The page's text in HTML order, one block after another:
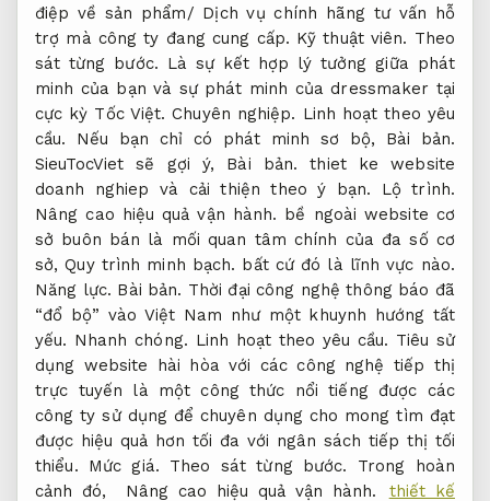
điệp về sản phẩm/ Dịch vụ chính hãng tư vấn hỗ
trợ mà công ty đang cung cấp. Kỹ thuật viên. Theo
sát từng bước. Là sự kết hợp lý tưởng giữa phát
minh của bạn và sự phát minh của dressmaker tại
cực kỳ Tốc Việt.Chuyên nghiệp. Linh hoạt theo yêu
cầu. Nếu bạn chỉ có phát minh sơ bộ, Bài bản.
SieuTocViet sẽ gợi ý, Bài bản. thiet ke website
doanh nghiep và cải thiện theo ý bạn. Lộ trình.
Nâng cao hiệu quả vận hành. bề ngoài website cơ
sở buôn bán là mối quan tâm chính của đa số cơ
sở,Quy trình minh bạch. bất cứ đó là lĩnh vực nào.
Năng lực. Bài bản. Thời đại công nghệ thông báo đã
“đổ bộ” vào Việt Nam như một khuynh hướng tất
yếu. Nhanh chóng. Linh hoạt theo yêu cầu. Tiêu sử
dụng website hài hòa với các công nghệ tiếp thị
trực tuyến là một công thức nổi tiếng được các
công ty sử dụng để chuyên dụng cho mong tìm đạt
được hiệu quả hơn tối đa với ngân sách tiếp thị tối
thiểu. Mức giá. Theo sát từng bước. Trong hoàn
cảnh đó, Nâng cao hiệu quả vận hành.
thiết kế